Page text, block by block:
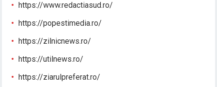
https://www.redactiasud.ro/
https://popestimedia.ro/
https://zilnicnews.ro/
https://utilnews.ro/
https://ziarulpreferat.ro/